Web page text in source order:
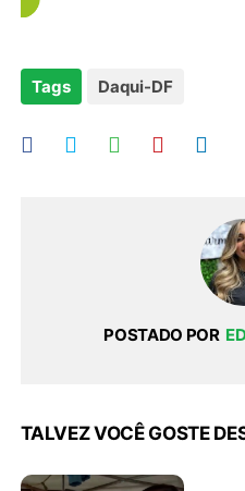
Tags Daqui-DF
POSTADO POR
TALVEZ VOCÊ GOSTE